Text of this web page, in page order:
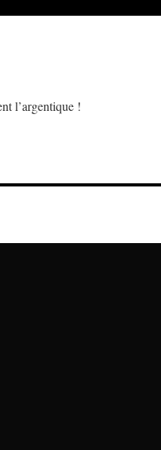
l’argentique !